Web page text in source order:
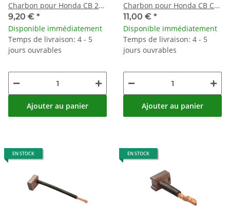
Charbon pour Honda CB 250
350 400 450 CM 125 Yamaha
XS 400
9,20 € *
Disponible immédiatement
Temps de livraison: 4 - 5
jours ouvrables
Ajouter au panier
Charbon pour Honda CB CX
GL Kawasaki Z Suzuki GS
Yamaha
11,00 € *
Disponible immédiatement
Temps de livraison: 4 - 5
jours ouvrables
Ajouter au panier
EN STOCK EN STOCK